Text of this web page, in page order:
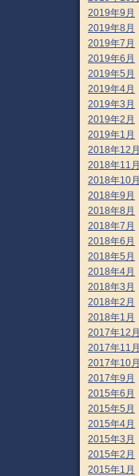
2019年9月
2019年8月
2019年7月
2019年6月
2019年5月
2019年4月
2019年3月
2019年2月
2019年1月
2018年12月
2018年11月
2018年10月
2018年9月
2018年8月
2018年7月
2018年6月
2018年5月
2018年4月
2018年3月
2018年2月
2018年1月
2017年12月
2017年11月
2017年10月
2017年9月
2015年6月
2015年5月
2015年4月
2015年3月
2015年2月
2015年1月